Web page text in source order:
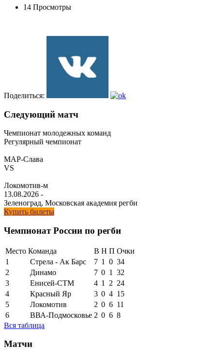
14 Просмотры
Поделиться:
Следующий матч
Чемпионат молодежных команд
Регулярный чемпионат
МАР-Слава
VS
Локомотив-м
13.08.2026 -
Зеленоград, Московская академия регби
Купить билеты
Чемпионат России по регби
Место Команда В Н П Очки
1
Стрела - Ак Барс 7 1 0 34
2
Динамо 7 0 1
32
3
Енисей-СТМ 4 1 2 24
4
Красный Яр 3 0 4 15
5
Локомотив 2 0 6 11
6
ВВА-Подмосковье 2 0 6 8
Вся таблица
Матчи